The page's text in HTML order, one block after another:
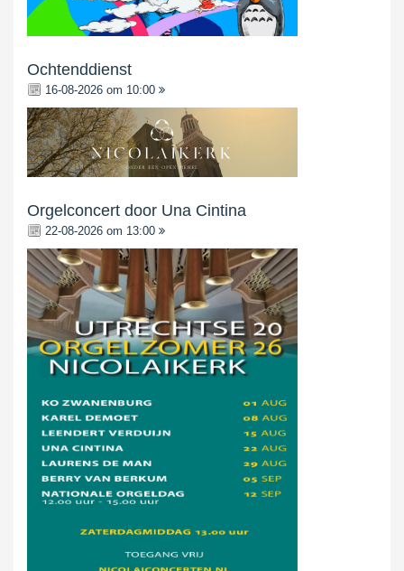
Ochtenddienst
16-08-2026 om 10:00
Orgelconcert door Una Cintina
22-08-2026 om 13:00